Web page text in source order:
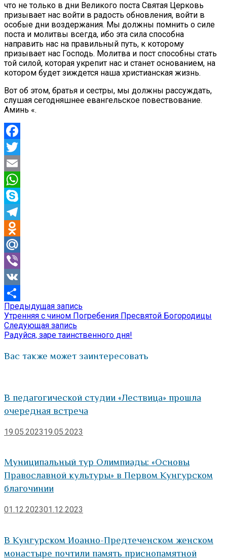
что не только в дни Великого поста Святая Церковь
призывает нас войти в радость обновления, войти в
особые дни воздержания. Мы должны помнить о силе
поста и молитвы всегда, ибо эта сила способна
направить нас на правильный путь, к которому
призывает нас Господь. Молитва и пост способны стать
той силой, которая укрепит нас и станет основанием, на
котором будет зиждется наша христианская жизнь.
Вот об этом, братья и сестры, мы должны рассуждать,
слушая сегодняшнее евангельское повествование.
Аминь «.
Facebook
Twitter
Email
WhatsApp
Skype
Telegram
Odnoklassniki
Mail.Ru
Viber
VK
Отправить
Навигация
по
записям
Предыдущая запись
запись:
Утренняя с чином Погребения Пресвятой Богородицы
Следующая запись
запись:
Радуйся, заре таинственного дня!
Вас также может заинтересовать
В педагогической студии «Лествица» прошла
очередная встреча
19.05.202319.05.2023
Муниципальный тур Олимпиады: «Основы
Православной культуры» в Первом Кунгурском
благочинии
01.12.202301.12.2023
В Кунгурском Иоанно-Предтеченском женском
монастыре почтили память приснопамятной